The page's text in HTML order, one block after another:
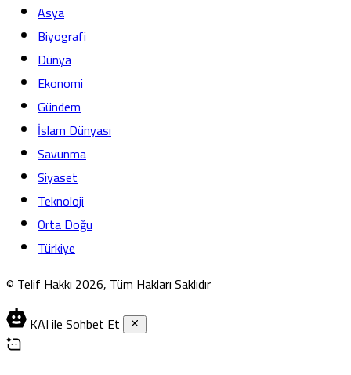
Asya
Biyografi
Dünya
Ekonomi
Gündem
İslam Dünyası
Savunma
Siyaset
Teknoloji
Orta Doğu
Türkiye
© Telif Hakkı 2026, Tüm Hakları Saklıdır
KAI ile Sohbet Et